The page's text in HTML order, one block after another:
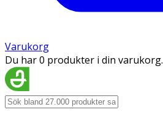
Varukorg
Du har 0 produkter i din varukorg.